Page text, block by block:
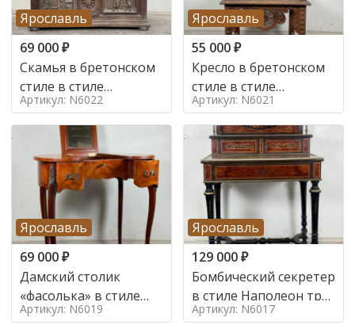
Ярославль
69 000₽
Скамья в бретонском
стиле в стиле
Артикул: N6022
Ярославль
55 000₽
Кресло в бретонском
стиле в стиле
Артикул: N6021
Ярославль
69 000₽
Дамский столик
«фасолька» в стиле
Луи 16,
Артикул: N6019
Ярославль
129 000₽
Бомбический секретер
в стиле Наполеон труа
в стиле
Артикул: N6017